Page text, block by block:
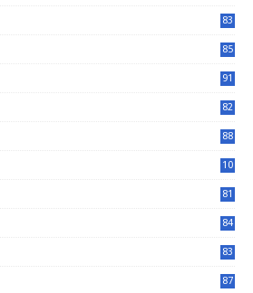
83
85
91
82
88
10
81
84
83
87